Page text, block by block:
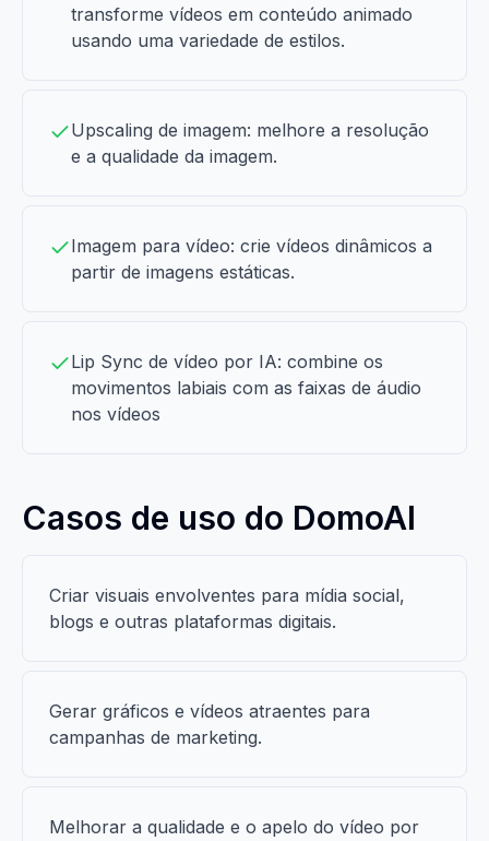
transforme vídeos em conteúdo animado
usando uma variedade de estilos.
Upscaling de imagem: melhore a resolução
e a qualidade da imagem.
Imagem para vídeo: crie vídeos dinâmicos a
partir de imagens estáticas.
Lip Sync de vídeo por IA: combine os
movimentos labiais com as faixas de áudio
nos vídeos
Casos de uso do DomoAI
Criar visuais envolventes para mídia social,
blogs e outras plataformas digitais.
Gerar gráficos e vídeos atraentes para
campanhas de marketing.
Melhorar a qualidade e o apelo do vídeo por